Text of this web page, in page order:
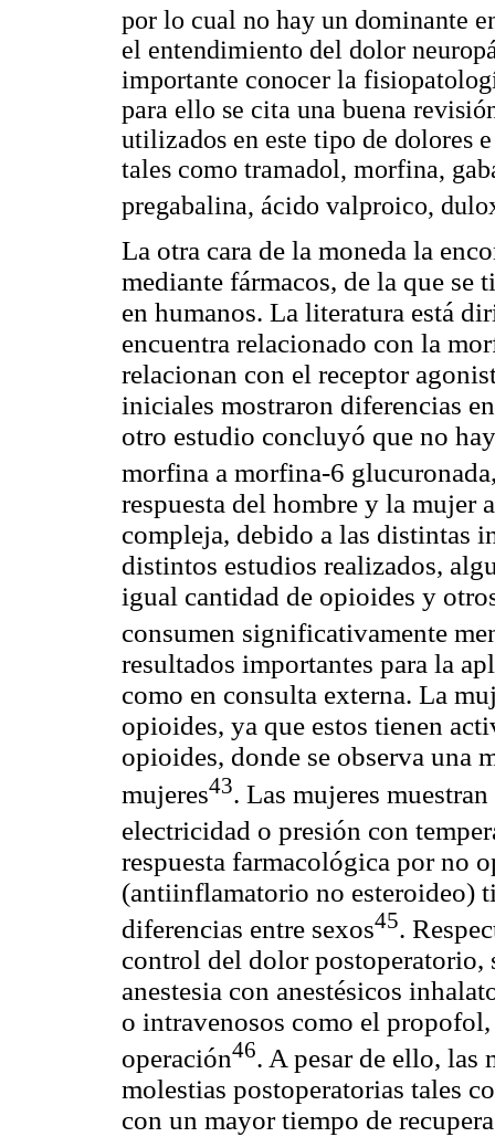
por lo cual no hay un dominante
el entendimiento del dolor
importante conocer la
para ello se cita una buena
utilizados en este tipo de dolores
tales como tramadol, morfina,
pregabalina, ácido valproico,
La otra cara de la moneda la
mediante fármacos, de la que se
en humanos. La literatura está
encuentra relacionado con la
relacionan con el receptor
iniciales mostraron diferencias
otro estudio concluyó que no
morfina a morfina-6
respuesta del hombre y la mujer
compleja, debido a las distintas
distintos estudios realizados,
igual cantidad de opioides y
consumen significativamente
resultados importantes para la
como en consulta externa. La
opioides, ya que estos tienen
opioides, donde se observa una
mujeres43. Las mujeres
electricidad o presión con
respuesta farmacológica por no
(antiinflamatorio no esteroideo)
diferencias entre sexos45.
control del dolor postoperatorio,
anestesia con anestésicos
o intravenosos como el
operación46. A pesar de ello, las
molestias postoperatorias tales
con un mayor tiempo de